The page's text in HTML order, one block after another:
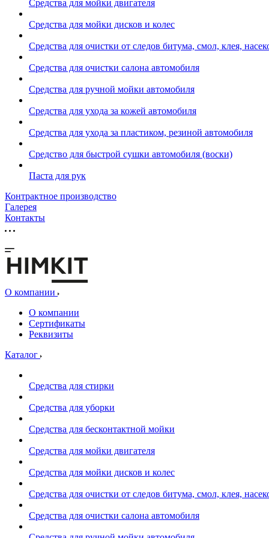
Средства для мойки двигателя
Средства для мойки дисков и колес
Средства для очистки от следов битума, смол, клея,
Средства для очистки салона автомобиля
Средства для ручной мойки автомобиля
Средства для ухода за кожей автомобиля
Средства для ухода за пластиком, резиной автомобиля
Средство для быстрой сушки автомобиля (воски)
Паста для рук
Контрактное производство
Галерея
Контакты
О компании
О компании
Сертификаты
Реквизиты
Каталог
Средства для стирки
Средства для уборки
Средства для бесконтактной мойки
Средства для мойки двигателя
Средства для мойки дисков и колес
Средства для очистки от следов битума, смол, клея,
Средства для очистки салона автомобиля